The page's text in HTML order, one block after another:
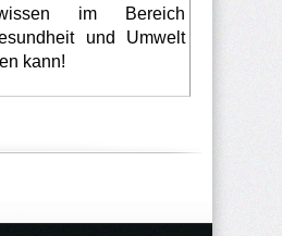
im Bereich
und Umwelt
kann!